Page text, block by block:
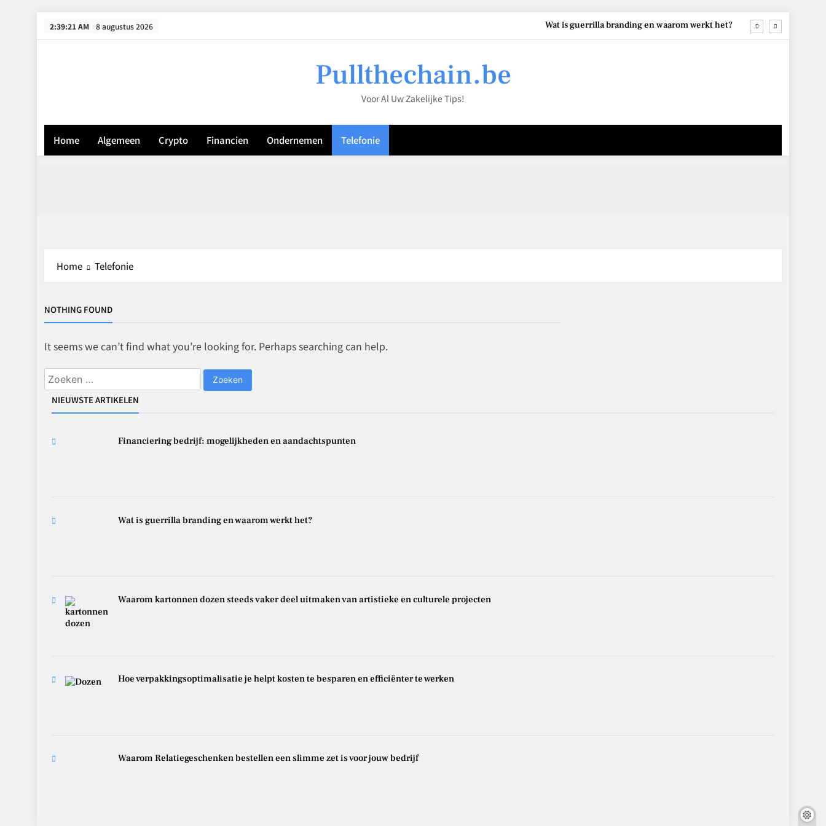
2:39:21 AM 8 augustus 2026 Wat is guerrilla branding en waarom werkt het?
Hoe verpakkingsoptimalisatie je helpt kosten te besparen en efficiënter te werken
Wat is guerrilla branding en waarom werkt het?
Waarom kartonnen dozen steeds vaker deel uitmaken van artistieke en culturele projecten
Pullthechain.be
Voor Al Uw Zakelijke Tips!
Home Algemeen Crypto Financien Ondernemen Telefonie
Home Telefonie
NOTHING FOUND
It seems we can’t find what you’re looking for. Perhaps searching can help.
Zoeken
naar:
NIEUWSTE ARTIKELEN
Financiering bedrijf: mogelijkheden en aandachtspunten
Wat is guerrilla branding en waarom werkt het?
Waarom kartonnen dozen steeds vaker deel uitmaken van artistieke en culturele projecten
Hoe verpakkingsoptimalisatie je helpt kosten te besparen en efficiënter te werken
Waarom Relatiegeschenken bestellen een slimme zet is voor jouw bedrijf